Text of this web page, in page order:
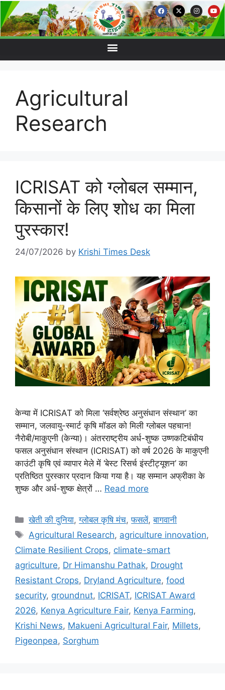
Agricultural
Research
ICRISAT को ग्लोबल सम्मान,
किसानों के लिए शोध का मिला
पुरस्कार!
24/07/2026 by Krishi Times Desk
केन्या में ICRISAT को मिला ‘सर्वश्रेष्ठ अनुसंधान संस्थान’ का
सम्मान, जलवायु-स्मार्ट कृषि मॉडल को मिली ग्लोबल पहचान!
नैरोबी/माकुएनी (केन्या)। अंतरराष्ट्रीय अर्ध-शुष्क उष्णकटिबंधीय
फसल अनुसंधान संस्थान (ICRISAT) को वर्ष 2026 के माकुएनी
काउंटी कृषि एवं व्यापार मेले में ‘बेस्ट रिसर्च इंस्टीट्यूशन’ का
प्रतिष्ठित पुरस्कार प्रदान किया गया है। यह सम्मान अफ्रीका के
शुष्क और अर्ध-शुष्क क्षेत्रों … Read more
खेती की दुनिया,ग्लोबल कृषि मंच,फसलें,बागवानी
Agricultural Research, agriculture innovation,
Climate Resilient Crops, climate-smart
agriculture, Dr Himanshu Pathak, Drought
Resistant Crops, Dryland Agriculture, food
security, groundnut, ICRISAT, ICRISAT Award
2026, Kenya Agriculture Fair, Kenya Farming,
Krishi News, Makueni Agricultural Fair, Millets,
Pigeonpea, Sorghum